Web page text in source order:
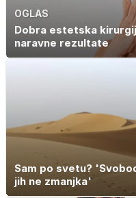
OGLAS
Dobra estetska
naravne rezultate
Sam po svetu?
jih ne zmanjka'